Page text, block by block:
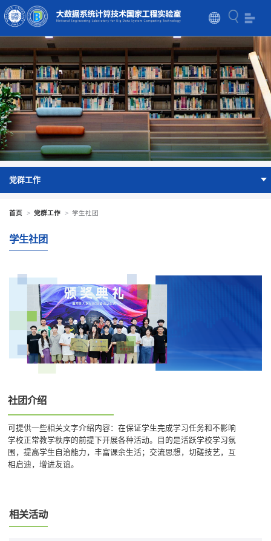
党群工作
首页 > 党群工作 > 学生社团
学生社团
社团介绍
可提供一些相关文字介绍内容：在保证学生完成学习任务和不影响
学校正常教学秩序的前提下开展各种活动。目的是活跃学校学习氛
围，提高学生自治能力，丰富课余生活；交流思想，切磋技艺，互
相启迪，增进友谊。
相关活动